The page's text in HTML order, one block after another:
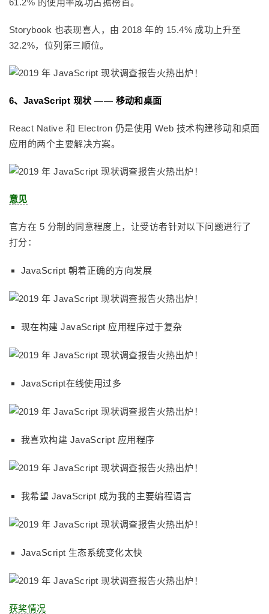
61.2% 的使用率成功占据榜首。
Storybook 也表现喜人，由 2018 年的 15.4% 成功上升至
32.2%，位列第三顺位。
6、JavaScript 现状 —— 移动和桌面
React Native 和 Electron 仍是使用 Web 技术构建移动和桌面
应用的两个主要解决方案。
意见
官方在 5 分制的同意程度上，让受访者针对以下问题进行了
打分：
JavaScript 朝着正确的方向发展
现在构建 JavaScript 应用程序过于复杂
JavaScript在线使用过多
我喜欢构建 JavaScript 应用程序
我希望 JavaScript 成为我的主要编程语言
JavaScript 生态系统变化太快
获奖情况